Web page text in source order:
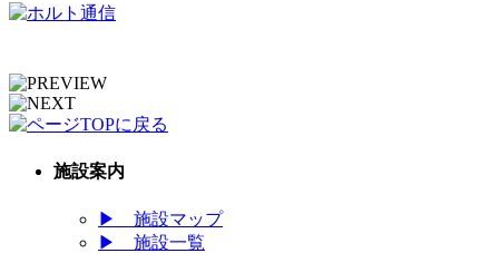
施設案内
▶ 施設マップ
▶ 施設一覧